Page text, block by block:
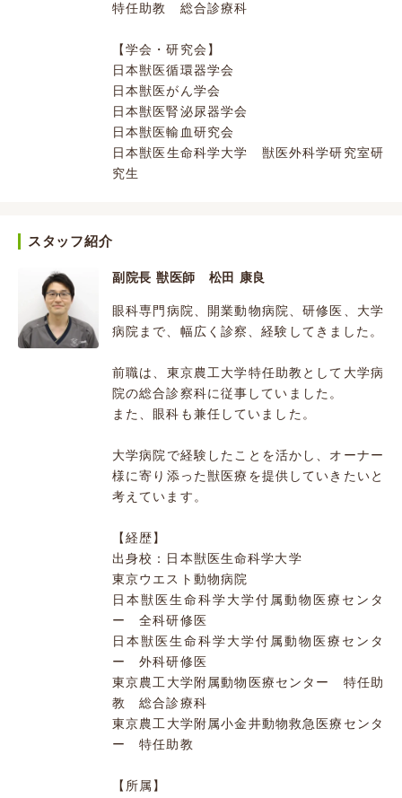
特任助教 総合診療科
【学会・研究会】
日本獣医循環器学会
日本獣医がん学会
日本獣医腎泌尿器学会
日本獣医輸血研究会
日本獣医生命科学大学 獣医外科学研究室研
究生
スタッフ紹介
副院長 獣医師 松田 康良
眼科専門病院、開業動物病院、研修医、大学
病院まで、幅広く診察、経験してきました。
前職は、東京農工大学特任助教として大学病
院の総合診察科に従事していました。
また、眼科も兼任していました。
大学病院で経験したことを活かし、オーナー
様に寄り添った獣医療を提供していきたいと
考えています。
【経歴】
出身校：日本獣医生命科学大学
東京ウエスト動物病院
日本獣医生命科学大学付属動物医療センタ
ー 全科研修医
日本獣医生命科学大学付属動物医療センタ
ー 外科研修医
東京農工大学附属動物医療センター 特任助
教 総合診療科
東京農工大学附属小金井動物救急医療センタ
ー 特任助教
【所属】